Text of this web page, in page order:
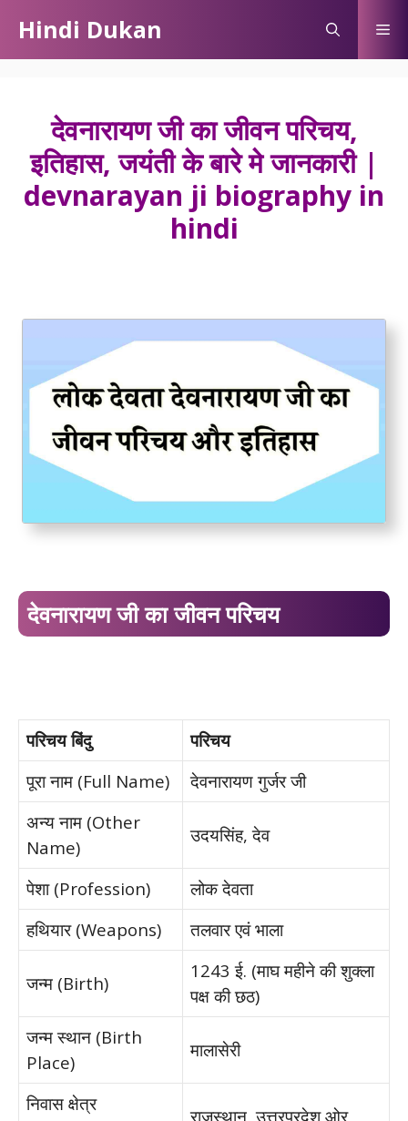
content
Hindi Dukan
देवनारायण जी का जीवन परिचय,
इतिहास, जयंती के बारे मे जानकारी |
devnarayan ji biography in
hindi
देवनारायण जी का जीवन परिचय
परिचय बिंदु
परिचय
पूरा नाम (Full Name)
देवनारायण गुर्जर जी
अन्य नाम (Other
Name)
उदयसिंह, देव
पेशा (Profession)
लोक देवता
हथियार (Weapons)
तलवार एवं भाला
जन्म (Birth)
1243 ई. (माघ महीने की शुक्ला
पक्ष की छठ)
जन्म स्थान (Birth
Place)
मालासेरी
निवास क्षेत्र
राजस्थान, उत्तरप्रदेश ओर